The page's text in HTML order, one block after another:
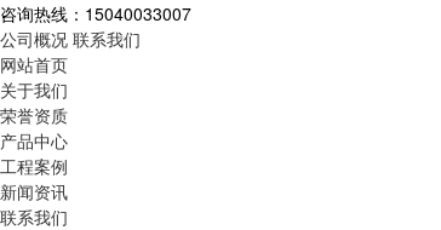
咨询热线： 15040033007
公司概况 联系我们
网站首页
关于我们
荣誉资质
产品中心
工程案例
新闻资讯
联系我们